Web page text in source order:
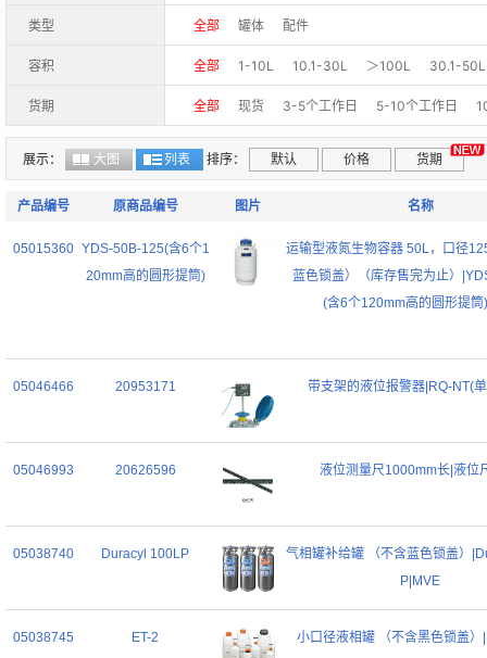
类型 全部 罐体 配件
容积 全部 1-10L 10.1-30L ＞100L 30.1-50L
货期 全部 现货 3-5个工作日 5-10个工作日
展示： 大图 列表 排序： 默认 价格 货期
产品编号 原商品编号 图片 名称
05015360 YDS-50B-125(含6个1
20mm高的圆形提筒)
运输型液氮生物容器 50L，口径
蓝色锁盖）（库存售完为止）
(含6个120mm高的圆形提筒
05046466 20953171 带支架的液位报警器|RQ-NT(
05046993 20626596 液位测量尺1000mm长|液位
05038740 Duracyl 100LP
气相罐补给罐 （不含蓝色锁盖）
P|MVE
05038745 ET-2 小口径液相罐 （不含黑色锁盖）